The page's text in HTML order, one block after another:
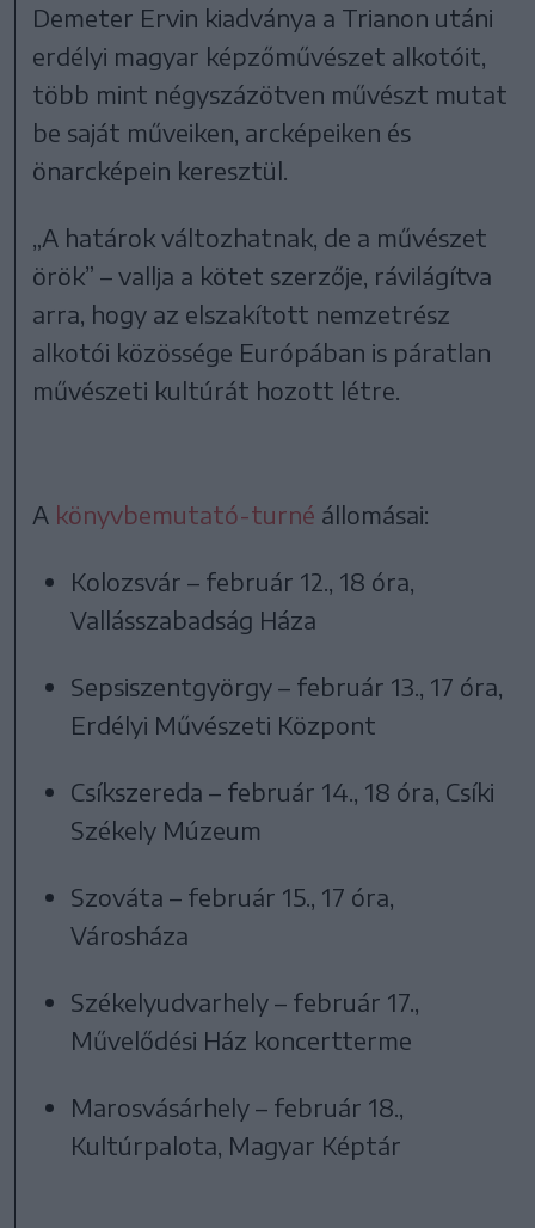
Demeter Ervin kiadványa a Trianon utáni
erdélyi magyar képzőművészet alkotóit,
több mint négyszázötven művészt mutat
be saját műveiken, arcképeiken és
önarcképein keresztül.
„A határok változhatnak, de a művészet
örök” – vallja a kötet szerzője, rávilágítva
arra, hogy az elszakított nemzetrész
alkotói közössége Európában is páratlan
művészeti kultúrát hozott létre.
A könyvbemutató-turné állomásai:
Kolozsvár – február 12., 18 óra,
Vallásszabadság Háza
Sepsiszentgyörgy – február 13., 17 óra,
Erdélyi Művészeti Központ
Csíkszereda – február 14., 18 óra, Csíki
Székely Múzeum
Szováta – február 15., 17 óra,
Városháza
Székelyudvarhely – február 17.,
Művelődési Ház koncertterme
Marosvásárhely – február 18.,
Kultúrpalota, Magyar Képtár